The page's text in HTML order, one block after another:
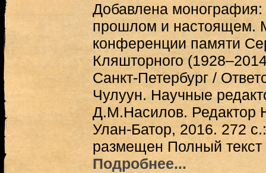
Добавлена
прошлом и настоящем.
конференции памяти
Кляшторного
Санкт-Петербург /
Чулуун. Научные
Д.М.Насилов. Редактор
Улан-Батор, 2016. 272
размещен Полный текст
Подробнее...